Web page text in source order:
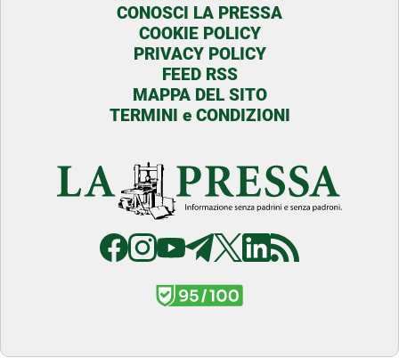
CONOSCI LA PRESSA
COOKIE POLICY
PRIVACY POLICY
FEED RSS
MAPPA DEL SITO
TERMINI e CONDIZIONI